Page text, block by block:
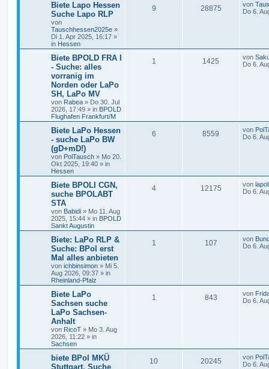
Biete Lapo Hessen
Suche Lapo RLP
von
Tauschhessen2025e »
Di 1. Apr 2025, 16:17 »
in Hessen
9 28875 von
Do 6.
Biete BPOLD FRA I
- Suche: alles
vorranig im
Norden oder LaPo
SH, LaPo MV
von Rabea » Do 30. Jul
2026, 17:49 » in BPOLD
Flughafen Frankfurt/M
1 1425 von
Do 6.
Biete LaPo Hessen
- suche LaPo BW
(gD+mD!)
von PolTausch » Mo 20.
Okt 2025, 19:40 » in
Hessen
6 8559 von
Do 6.
Biete BPOLI CGN,
suche BPOLABT
STA
von Babidi » Mo 11. Aug
2025, 15:44 » in BPOLD
Sankt Augustin
4 12175 von
Do 6.
Biete: LaPo RLP &
Suche: BPol erst
Mal alles anbieten
von ichbinsimon » Mi 5.
Aug 2026, 09:37 » in
Rheinland-Pfalz
1 107 von
Do 6.
Biete LaPo
Sachsen suche
LaPo Sachsen-
Anhalt
von RicoT » Mo 3. Aug
2026, 11:22 » in
Sachsen
1 843 von
Do 6.
biete BPol MKÜ
Stuttgart, Suche
10 20245 von
Do 6.